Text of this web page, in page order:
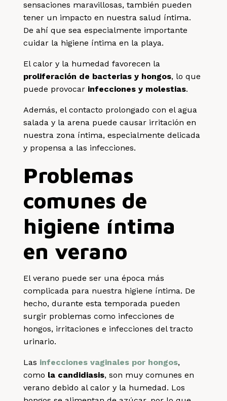
sensaciones maravillosas, también pueden
tener un impacto en nuestra salud íntima.
De ahí que sea especialmente importante
cuidar la higiene íntima en la playa.
El calor y la humedad favorecen la
proliferación de bacterias y hongos, lo que
puede provocar infecciones y molestias.
Además, el contacto prolongado con el agua
salada y la arena puede causar irritación en
nuestra zona íntima, especialmente delicada
y propensa a las infecciones.
Problemas
comunes de
higiene íntima
en verano
El verano puede ser una época más
complicada para nuestra higiene íntima. De
hecho, durante esta temporada pueden
surgir problemas como infecciones de
hongos, irritaciones e infecciones del tracto
urinario.
Las infecciones vaginales por hongos,
como la candidiasis, son muy comunes en
verano debido al calor y la humedad. Los